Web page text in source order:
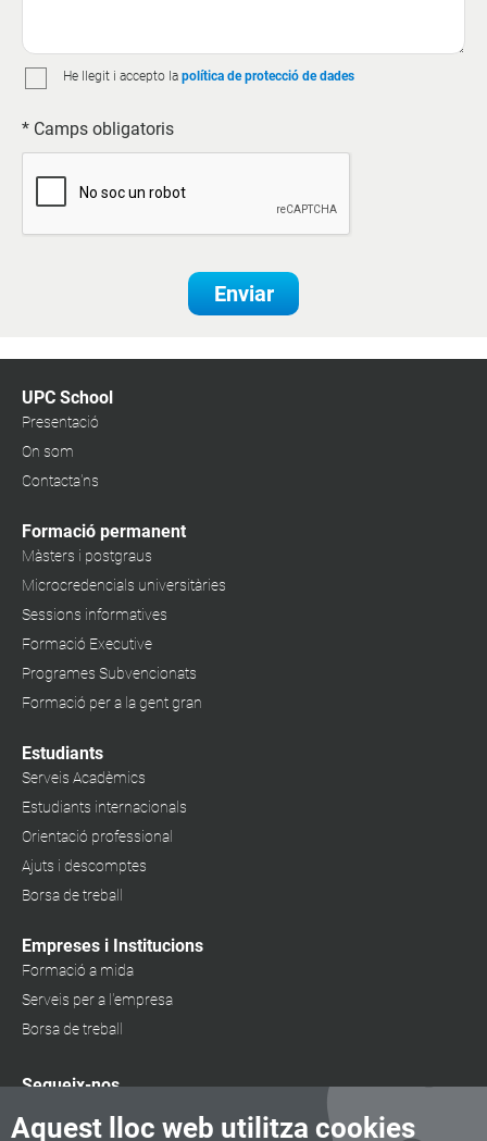
Aquest lloc web utilitza cookies
He llegit i accepto la política de protecció de dades
* Camps obligatoris
Enviar
UPC School
Presentació
On som
Contacta'ns
Formació permanent
Màsters i postgraus
Microcredencials universitàries
Sessions informatives
Formació Executive
Programes Subvencionats
Formació per a la gent gran
Estudiants
Serveis Acadèmics
Estudiants internacionals
Orientació professional
Ajuts i descomptes
Borsa de treball
Empreses i Institucions
Formació a mida
Serveis per a l'empresa
Borsa de treball
Segueix-nos